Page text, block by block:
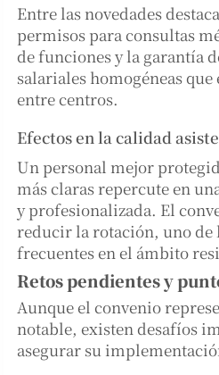
Entre las novedades
permisos para consultas
de funciones y la garantía
salariales homogéneas
entre centros.
Efectos en la calidad
Un personal mejor
más claras repercute en
y profesionalizada. El
reducir la rotación, uno de
frecuentes en el ámbito
Retos pendientes y
Aunque el convenio
notable, existen desafíos
asegurar su